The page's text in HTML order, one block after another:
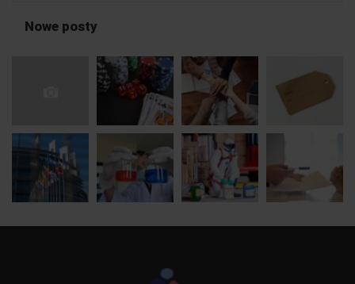
Nowe posty